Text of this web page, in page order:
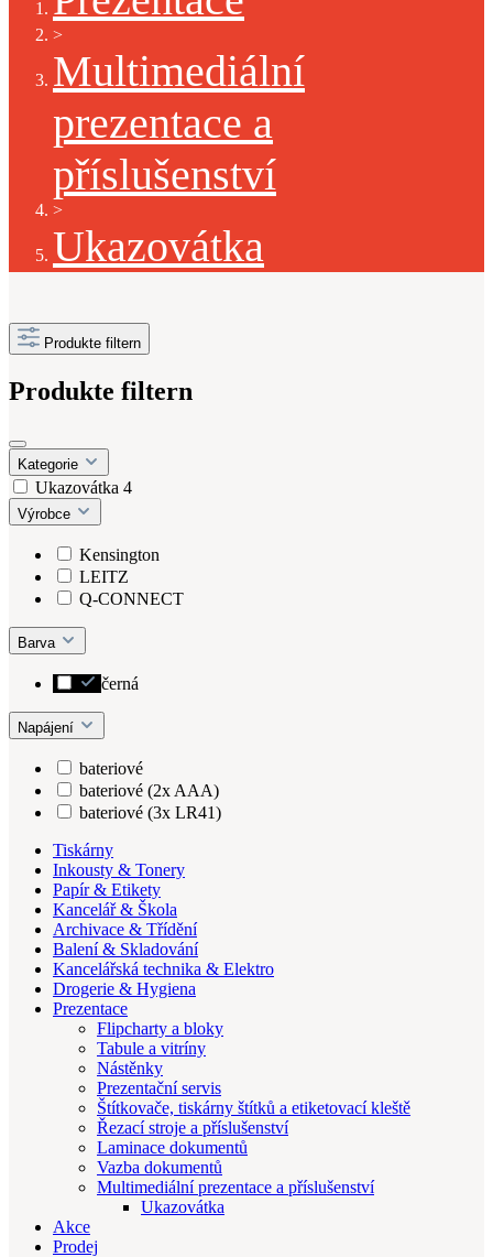
>
Multimediální
prezentace a
příslušenství
>
Ukazovátka
Produkte filtern
Produkte filtern
Kategorie
Ukazovátka 4
Výrobce
Kensington
LEITZ
Q-CONNECT
Barva
černá
Napájení
bateriové
bateriové (2x AAA)
bateriové (3x LR41)
Tiskárny
Inkousty & Tonery
Papír & Etikety
Kancelář & Škola
Archivace & Třídění
Balení & Skladování
Kancelářská technika & Elektro
Drogerie & Hygiena
Prezentace
Flipcharty a bloky
Tabule a vitríny
Nástěnky
Prezentační servis
Štítkovače, tiskárny štítků a etiketovací kleště
Řezací stroje a příslušenství
Laminace dokumentů
Vazba dokumentů
Multimediální prezentace a příslušenství
Ukazovátka
Akce
Prodej